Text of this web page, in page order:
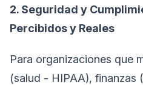
2. Seguridad y
Percibidos y Reales
Para organizaciones que
(salud - HIPAA), finanzas